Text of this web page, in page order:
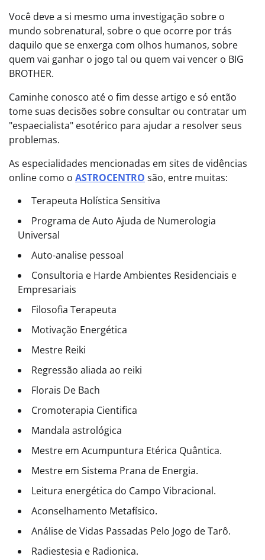
Você deve a si mesmo uma investigação sobre o
mundo sobrenatural, sobre o que ocorre por trás
daquilo que se enxerga com olhos humanos, sobre
quem vai ganhar o jogo tal ou quem vai vencer o BIG
BROTHER.
Caminhe conosco até o fim desse artigo e só então
tome suas decisões sobre consultar ou contratar um
"espaecialista" esotérico para ajudar a resolver seus
problemas.
As especialidades mencionadas em sites de vidências
online como o ASTROCENTRO são, entre muitas:
Terapeuta Holística Sensitiva
Programa de Auto Ajuda de Numerologia
Universal
Auto-analise pessoal
Consultoria e Harde Ambientes Residenciais e
Empresariais
Filosofia Terapeuta
Motivação Energética
Mestre Reiki
Regressão aliada ao reiki
Florais De Bach
Cromoterapia Cientifica
Mandala astrológica
Mestre em Acumpuntura Etérica Quântica.
Mestre em Sistema Prana de Energia.
Leitura energética do Campo Vibracional.
Aconselhamento Metafísico.
Análise de Vidas Passadas Pelo Jogo de Tarô.
Radiestesia e Radionica.